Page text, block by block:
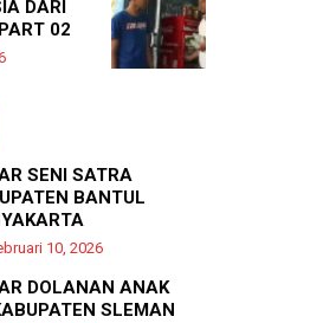
DARI
02
SENI SATRA
BANTUL
10, 2026
DOLANAN ANAK
SLEMAN